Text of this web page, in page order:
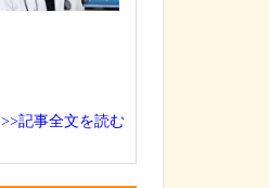
>>記事全文を読む